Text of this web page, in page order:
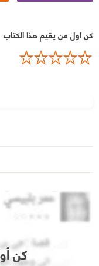
كن اول من يقيم هذا الكتاب
كن